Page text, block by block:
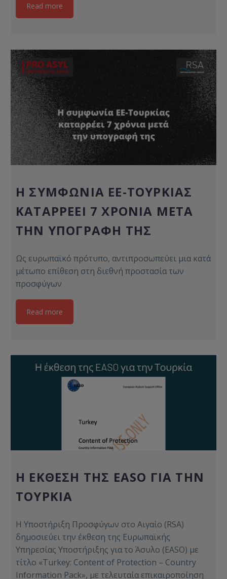
Read more
Η ΣΥΜΦΩΝΊΑ ΕΕ-ΤΟΥΡΚΊΑΣ
ΚΑΤΑΡΡΈΕΙ 7 ΧΡΌΝΙΑ ΜΕΤΆ
ΤΗΝ ΥΠΟΓΡΑΦΉ ΤΗΣ
Ως ευρωπαϊκό πρότυπο, αντιπροσωπεύει μια κατά
μέτωπο επίθεση στη διεθνή προστασία των
προσφύγων
Read more
Η ΈΚΘΕΣΗ ΤΗΣ EASO ΓΙΑ ΤΗΝ
ΤΟΥΡΚΊΑ
Η Υποστήριξη Προσφύγων στο Αιγαίο (RSA)
δημοσιεύει την έκθεση της Ευρωπαϊκής
Υπηρεσίας Υποστήριξης για το Άσυλο (EASO) με
τίτλο «Turkey: Content of Protection – Country
Information Pack», με τελευταία επικαιροποίηση